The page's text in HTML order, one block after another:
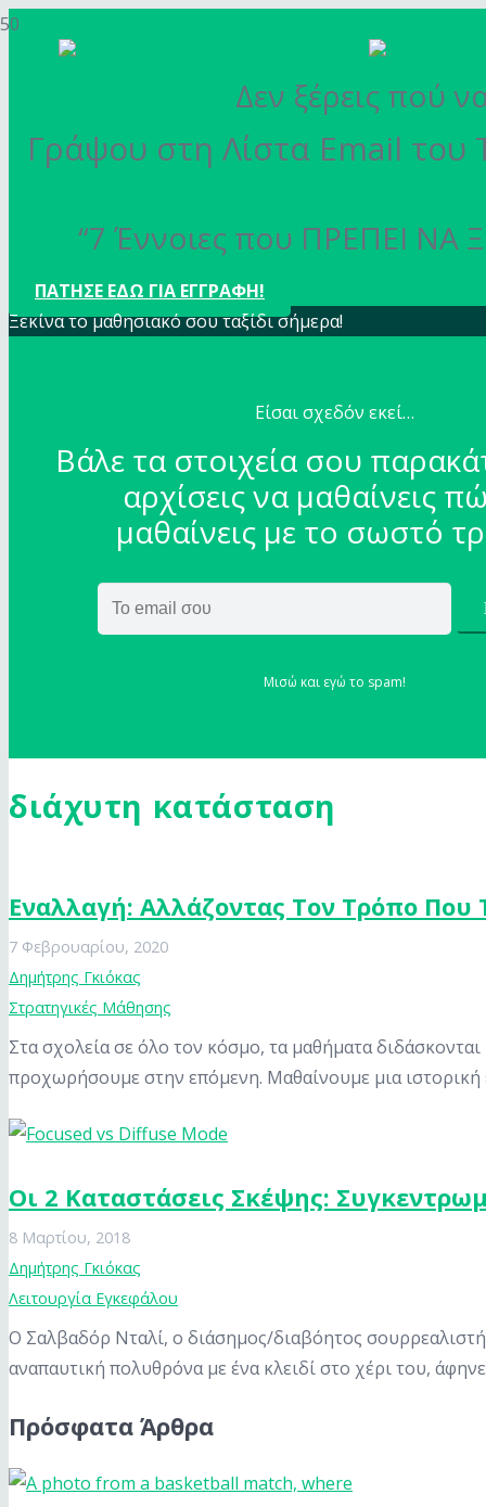
Δεν ξέρεις πού
Γράψου στη Λίστα Email
“7 Έννοιες που ΠΡΕΠΕΙ ΝΑ
ΠΑΤΗΣΕ ΕΔΩ ΓΙΑ ΕΓΓΡΑΦΗ!
Ξεκίνα το μαθησιακό σου ταξίδι σήμερα!
Είσαι σχεδόν εκεί…
Βάλε τα στοιχεία σου
αρχίσεις να μαθαίνεις
μαθαίνεις με το σωστό
Μισώ και εγώ το spam!
διάχυτη κατάσταση
Εναλλαγή: Αλλάζοντας Τον Τρόπο Που
7 Φεβρουαρίου, 2020
Δημήτρης Γκιόκας
Στρατηγικές Μάθησης
Στα σχολεία σε όλο τον κόσμο, τα μαθήματα
προχωρήσουμε στην επόμενη. Μαθαίνουμε μια
Οι 2 Καταστάσεις Σκέψης:
8 Μαρτίου, 2018
Δημήτρης Γκιόκας
Λειτουργία Εγκεφάλου
Ο Σαλβαδόρ Νταλί, ο διάσημος/διαβόητος
αναπαυτική πολυθρόνα με ένα κλειδί στο χέρι του,
Πρόσφατα Άρθρα